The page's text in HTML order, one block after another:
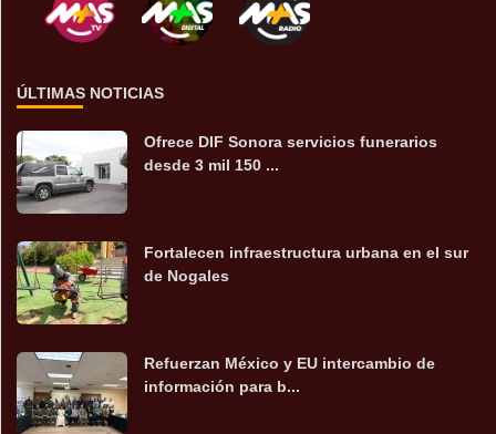
ÚLTIMAS NOTICIAS
Ofrece DIF Sonora servicios funerarios
desde 3 mil 150 ...
Fortalecen infraestructura urbana en el sur
de Nogales
Refuerzan México y EU intercambio de
información para b...